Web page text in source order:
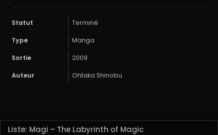
Statut Terminé
Type Manga
Sortie 2009
Auteur Ohtaka Shinobu
Liste: Magi – The Labyrinth of Magic